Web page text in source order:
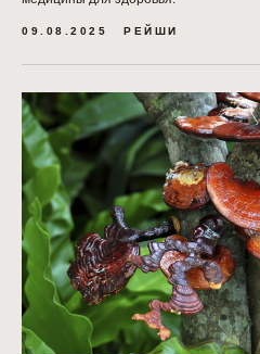
09.08.2025 РЕЙШИ
ИП Евплова Лилия Альбертовна
ул. Волжская 43
ИНН 732896157924 ΟΓΡΗ